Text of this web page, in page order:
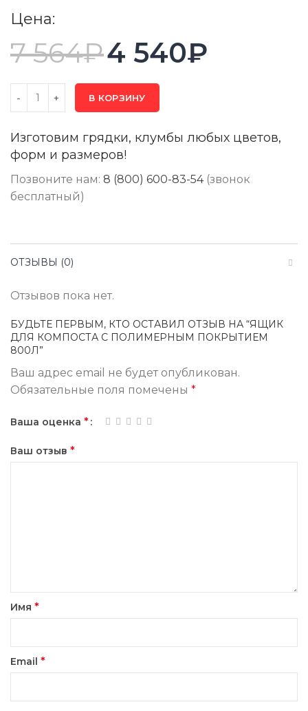
Цена:
7 564₽4 540₽
В КОРЗИНУ
Изготовим грядки, клумбы любых цветов,
форм и размеров!
Позвоните нам: 8 (800) 600-83-54(звонок
бесплатный)
ОТЗЫВЫ (0)
Отзывов пока нет.
БУДЬТЕ ПЕРВЫМ, КТО ОСТАВИЛ ОТЗЫВ НА “ЯЩИК
ДЛЯ КОМПОСТА С ПОЛИМЕРНЫМ ПОКРЫТИЕМ
800Л”
Ваш адрес email не будет опубликован.
Обязательные поля помечены *
Ваша оценка *
Ваш отзыв *
Имя *
Email *